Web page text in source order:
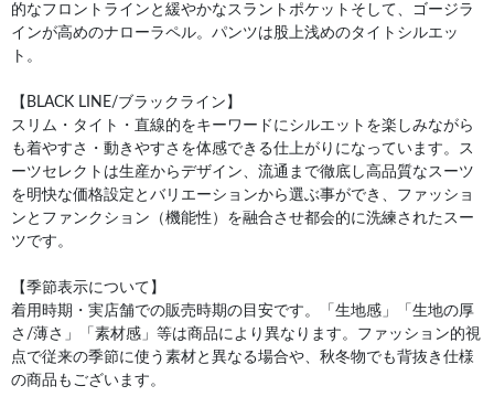
的なフロントラインと緩やかなスラントポケットそして、ゴージラ
インが高めのナローラペル。パンツは股上浅めのタイトシルエッ
ト。
【BLACK LINE/ブラックライン】
スリム・タイト・直線的をキーワードにシルエットを楽しみながら
も着やすさ・動きやすさを体感できる仕上がりになっています。ス
ーツセレクトは生産からデザイン、流通まで徹底し高品質なスーツ
を明快な価格設定とバリエーションから選ぶ事ができ、ファッショ
ンとファンクション（機能性）を融合させ都会的に洗練されたスー
ツです。
【季節表示について】
着用時期・実店舗での販売時期の目安です。「生地感」「生地の厚
さ/薄さ」「素材感」等は商品により異なります。ファッション的視
点で従来の季節に使う素材と異なる場合や、秋冬物でも背抜き仕様
の商品もございます。